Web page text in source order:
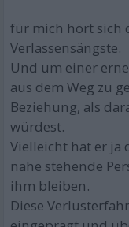
für mich hört sich
Verlassensängste.
Und um einer
aus dem Weg zu
Beziehung, als
würdest.
Vielleicht hat er ja
nahe stehende
ihm bleiben.
Diese